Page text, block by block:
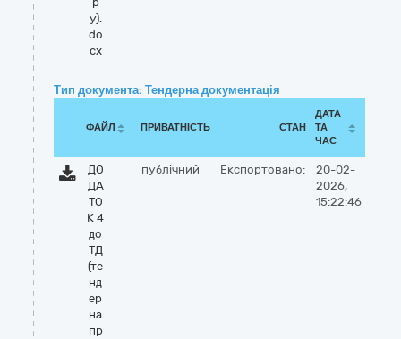
у).
do
cx
Тип документа: Тендерна документація
ФАЙЛ ПРИВАТНІСТЬ СТАН
ДАТА
ТА
ЧАС
ДО
ДА
ТО
К 4
до
ТД
(те
нд
ер
на
пр
публічний Експортовано:
20-02-
2026,
15:22:46